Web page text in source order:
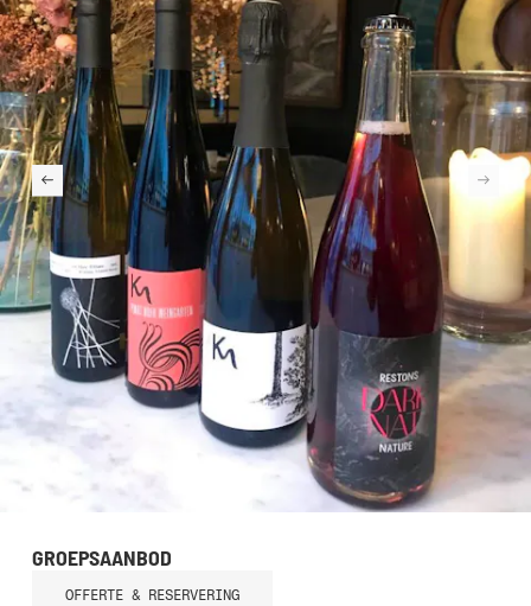
GROEPSAANBOD
OFFERTE & RESERVERING